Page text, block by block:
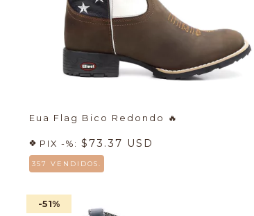
Eua Flag Bico Redondo 🔥
PIX -%: $73.37 USD
357 VENDIDOS.
-51%